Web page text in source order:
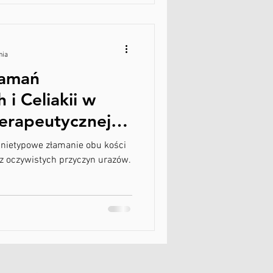
i Celiakii w
w
złamanie obu kości
oczywistych przyczyn urazów.